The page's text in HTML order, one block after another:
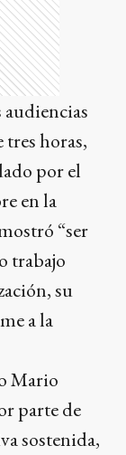
horas,
por el
en la
“ser
trabajo
su
a la
Mario
parte de
sostenida,